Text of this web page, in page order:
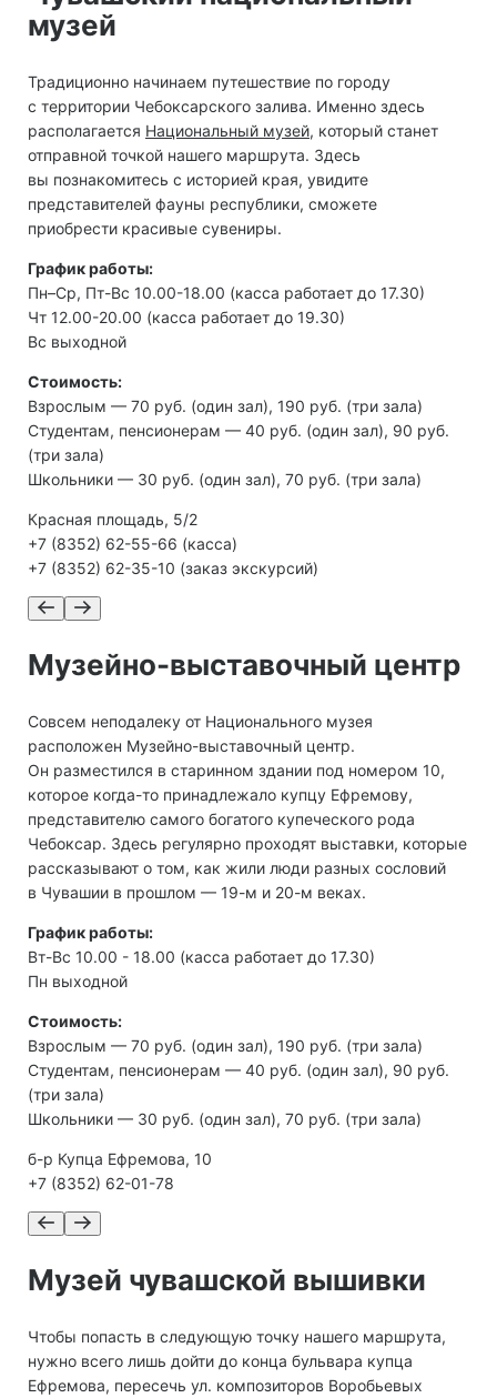
музей
Традиционно начинаем путешествие по городу
с территории Чебоксарского залива. Именно здесь
располагается Национальный музей, который станет
отправной точкой нашего маршрута. Здесь
вы познакомитесь с историей края, увидите
представителей фауны республики, сможете
приобрести красивые сувениры.
График работы:
Пн–Ср, Пт-Вс 10.00-18.00 (касса работает до 17.30)
Чт 12.00-20.00 (касса работает до 19.30)
Вс выходной
Стоимость:
Взрослым — 70 руб. (один зал), 190 руб. (три зала)
Студентам, пенсионерам — 40 руб. (один зал), 90 руб.
(три зала)
Школьники — 30 руб. (один зал), 70 руб. (три зала)
Красная площадь, 5/2
+7 (8352) 62-55-66 (касса)
+7 (8352) 62-35-10 (заказ экскурсий)
Музейно-выставочный центр
Совсем неподалеку от Национального музея
расположен Музейно-выставочный центр.
Он разместился в старинном здании под номером 10,
которое когда-то принадлежало купцу Ефремову,
представителю самого богатого купеческого рода
Чебоксар. Здесь регулярно проходят выставки, которые
рассказывают о том, как жили люди разных сословий
в Чувашии в прошлом — 19-м и 20-м веках.
График работы:
Вт-Вс 10.00 - 18.00 (касса работает до 17.30)
Пн выходной
Стоимость:
Взрослым — 70 руб. (один зал), 190 руб. (три зала)
Студентам, пенсионерам — 40 руб. (один зал), 90 руб.
(три зала)
Школьники — 30 руб. (один зал), 70 руб. (три зала)
б-р Купца Ефремова, 10
+7 (8352) 62-01-78
Музей чувашской вышивки
Чтобы попасть в следующую точку нашего маршрута,
нужно всего лишь дойти до конца бульвара купца
Ефремова, пересечь ул. композиторов Воробьевых